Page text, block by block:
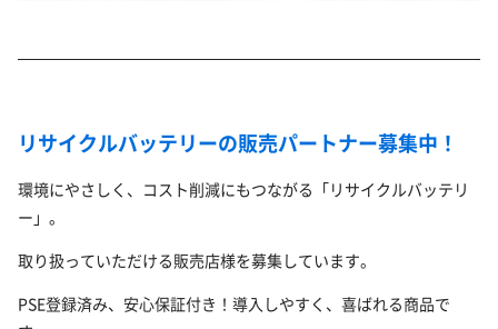
リサイクルバッテリーの販売パートナー募集中！
環境にやさしく、コスト削減にもつながる「リサイクルバッテリ
ー」。
取り扱っていただける販売店様を募集しています。
PSE登録済み、安心保証付き！導入しやすく、喜ばれる商品で